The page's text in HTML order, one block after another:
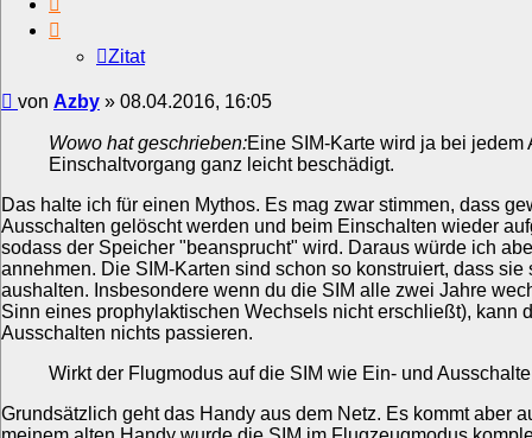
Zitat
Beitrag
von Azby » 08.04.2016, 16:05
Wowo hat geschrieben:Eine SIM-Karte wird ja bei jedem
Einschaltvorgang ganz leicht beschädigt.
Das halte ich für einen Mythos. Es mag zwar stimmen, dass
Ausschalten gelöscht werden und beim Einschalten wieder
sodass der Speicher "beansprucht" wird. Daraus würde ich
annehmen. Die SIM-Karten sind schon so konstruiert, dass sie
aushalten. Insbesondere wenn du die SIM alle zwei Jahre
Sinn eines prophylaktischen Wechsels nicht erschließt), kann
Ausschalten nichts passieren.
Wirkt der Flugmodus auf die SIM wie Ein- und
Grundsätzlich geht das Handy aus dem Netz. Es kommt aber